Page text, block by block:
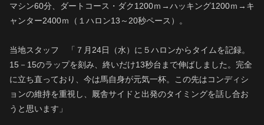
マシン60分、ダートコース・ダク1200ｍ→ハッキング1200ｍ→キ
ャンター2400ｍ（１ハロン13～20秒ペース）。
当地スタッフ 「７月24日（水）に５ハロンからタイムを記録。
15－15のラップを刻み、終いだけ13秒台まで伸ばしました。完全
に立ち直っており、今は馬自身が元気一杯。この先はコンディシ
ョンの維持を重視し、厩舎サイドと出発のタイミングを話し合お
うと思います」